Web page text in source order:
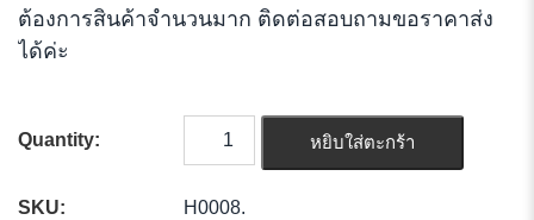
ต้องการสินค้าจำนวนมาก ติดต่อสอบถามขอราคาส่ง
ได้ค่ะ
Quantity: หยิบใส่ตะกร้า
SKU: H0008.